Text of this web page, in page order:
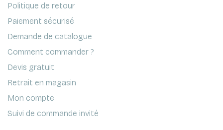
Politique de retour
Paiement sécurisé
Demande de catalogue
Comment commander ?
Devis gratuit
Retrait en magasin
Mon compte
Suivi de commande invité